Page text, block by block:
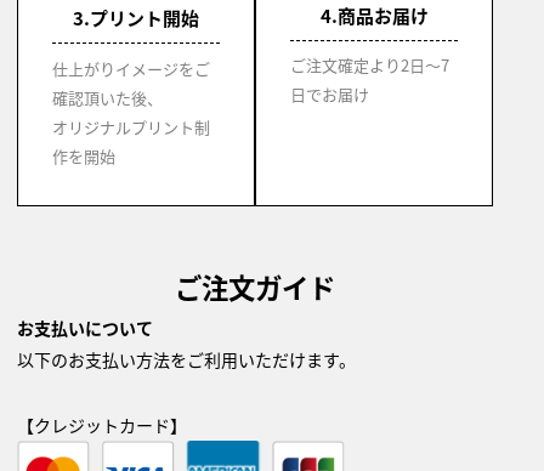
3.プリント開始
仕上がりイメージをご
確認頂いた後、
オリジナルプリント制
作を開始
4.商品お届け
ご注文確定より2日～7
日でお届け
ご注文ガイド
お支払いについて
以下のお支払い方法をご利用いただけます。
【クレジットカード】